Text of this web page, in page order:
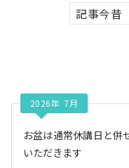
2026年 7月
お盆は通常休講日と併
いただきます